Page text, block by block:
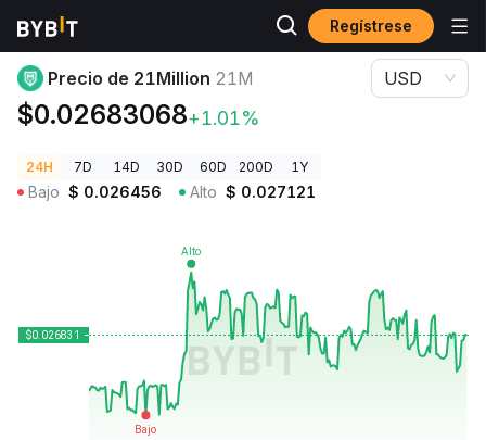
Regístrese
Precios de Criptomonedas Precio de 21Million 21M
Precio de 21Million 21M
$0.02683068+1.01%
USD
24H 7D 14D 30D 60D 200D 1Y
Bajo $ 0.026456 Alto $ 0.027121